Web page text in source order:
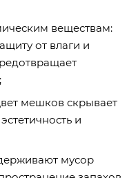
веществам:
от влаги и
мешков скрывает
и
мусор